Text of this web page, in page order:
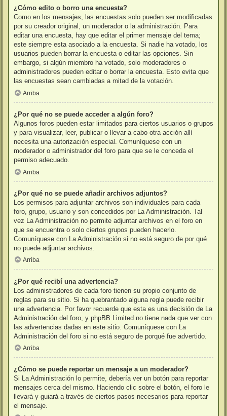
¿Cómo edito o borro una encuesta?
Como en los mensajes, las encuestas solo pueden ser modificadas
por su creador original, un moderador o la administración. Para
editar una encuesta, hay que editar el primer mensaje del tema;
este siempre esta asociado a la encuesta. Si nadie ha votado, los
usuarios pueden borrar la encuesta o editar las opciones. Sin
embargo, si algún miembro ha votado, solo moderadores o
administradores pueden editar o borrar la encuesta. Esto evita que
las encuestas sean cambiadas a mitad de la votación.
Arriba
¿Por qué no se puede acceder a algún foro?
Algunos foros pueden estar limitados para ciertos usuarios o grupos
y para visualizar, leer, publicar o llevar a cabo otra acción allí
necesita una autorización especial. Comuníquese con un
moderador o administrador del foro para que se le conceda el
permiso adecuado.
Arriba
¿Por qué no se puede añadir archivos adjuntos?
Los permisos para adjuntar archivos son individuales para cada
foro, grupo, usuario y son concedidos por La Administración. Tal
vez La Administración no permite adjuntar archivos en el foro en
que se encuentra o solo ciertos grupos pueden hacerlo.
Comuníquese con La Administración si no está seguro de por qué
no puede adjuntar archivos.
Arriba
¿Por qué recibí una advertencia?
Los administradores de cada foro tienen su propio conjunto de
reglas para su sitio. Si ha quebrantado alguna regla puede recibir
una advertencia. Por favor recuerde que esta es una decisión de La
Administración del foro, y phpBB Limited no tiene nada que ver con
las advertencias dadas en este sitio. Comuníquese con La
Administración del foro si no está seguro de porqué fue advertido.
Arriba
¿Cómo se puede reportar un mensaje a un moderador?
Si La Administración lo permite, debería ver un botón para reportar
mensajes cerca del mismo. Haciendo clic sobre el botón, el foro le
llevará y guiará a través de ciertos pasos necesarios para reportar
el mensaje.